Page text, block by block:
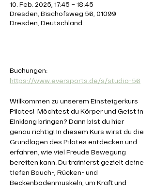
10. Feb. 2025, 17:45 – 18:45
Dresden, Bischofsweg 56, 01099
Dresden, Deutschland
Buchungen:
https://www.eversports.de/s/studio-56
Willkommen zu unserem Einsteigerkurs
Pilates!  Möchtest du Körper und Geist in
Einklang bringen? Dann bist du hier
genau richtig! In diesem Kurs wirst du die
Grundlagen des Pilates entdecken und
erfahren, wie viel Freude Bewegung
bereiten kann. Du trainierst gezielt deine
tiefen Bauch-, Rücken- und
Beckenbodenmuskeln, um Kraft und